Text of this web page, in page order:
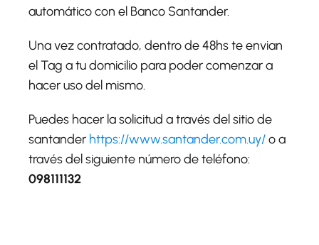
automático con el Banco Santander.
Una vez contratado, dentro de 48hs te envian
el Tag a tu domicilio para poder comenzar a
hacer uso del mismo.
Puedes hacer la solicitud a través del sitio de
santander https://www.santander.com.uy/o a
través del siguiente número de teléfono:
098111132